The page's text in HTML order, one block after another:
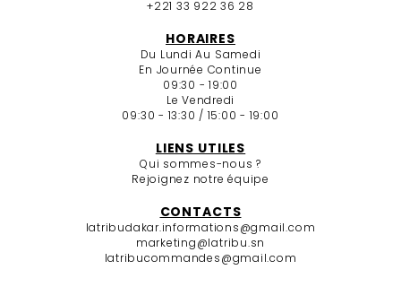
+221 33 922 36 28
HORAIRES
Du Lundi Au Samedi
En Journée Continue
09:30 - 19:00
Le Vendredi
09:30 - 13:30 / 15:00 - 19:00
LIENS UTILES
Qui sommes-nous ?
Rejoignez notre équipe
CONTACTS
latribudakar.informations@gmail.com
marketing@latribu.sn
latribucommandes@gmail.com